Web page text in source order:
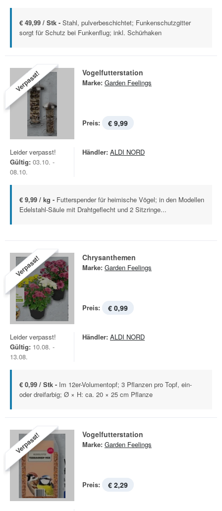
€ 49,99 / Stk - Stahl, pulverbeschichtet; Funkenschutzgitter
sorgt für Schutz bei Funkenflug; inkl. Schürhaken
Verpasst! Vogelfutterstation
Marke: Garden Feelings
Preis: € 9,99
Leider verpasst!
Gültig: 03.10. -
08.10.
Händler: ALDI NORD
€ 9,99 / kg - Futterspender für heimische Vögel; in den Modellen
Edelstahl-Säule mit Drahtgeflecht und 2 Sitzringe...
Verpasst! Chrysanthemen
Marke: Garden Feelings
Preis: € 0,99
Leider verpasst!
Gültig: 10.08. -
13.08.
Händler: ALDI NORD
€ 0,99 / Stk - Im 12er-Volumentopf; 3 Pflanzen pro Topf, ein-
oder dreifarbig; Ø × H: ca. 20 × 25 cm Pflanze
Verpasst! Vogelfutterstation
Marke: Garden Feelings
Preis: € 2,29